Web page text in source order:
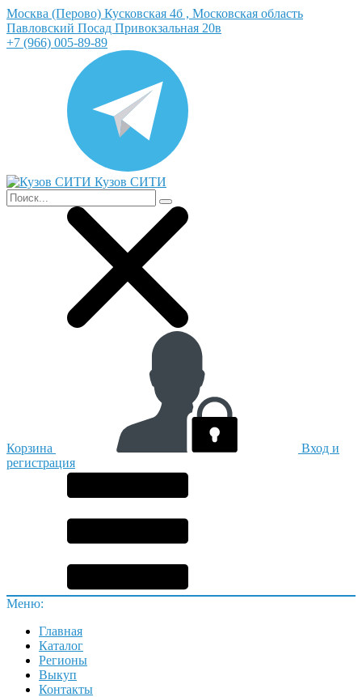
Москва (Перово) Кусковская 4б , Московская область
Павловский Посад Привокзальная 20в
+7 (966) 005-89-89
Кузов СИТИ
Корзина
Вход и
регистрация
Меню:
Главная
Каталог
Регионы
Выкуп
Контакты